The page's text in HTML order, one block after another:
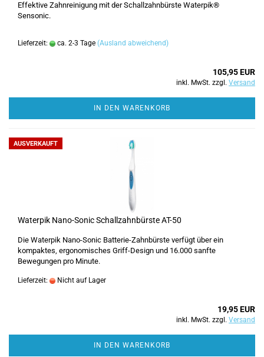
Effektive Zahnreinigung mit der Schallzahnbürste Waterpik®
Sensonic.
Lieferzeit: ca. 2-3 Tage (Ausland abweichend)
105,95 EUR
inkl. MwSt. zzgl. Versand
IN DEN WARENKORB
AUSVERKAUFT
Waterpik Nano-Sonic Schallzahnbürste AT-50
Die Waterpik Nano-Sonic Batterie-Zahnbürste verfügt über ein
kompaktes, ergonomisches Griff-Design und 16.000 sanfte
Bewegungen pro Minute.
Lieferzeit: Nicht auf Lager
19,95 EUR
inkl. MwSt. zzgl. Versand
IN DEN WARENKORB